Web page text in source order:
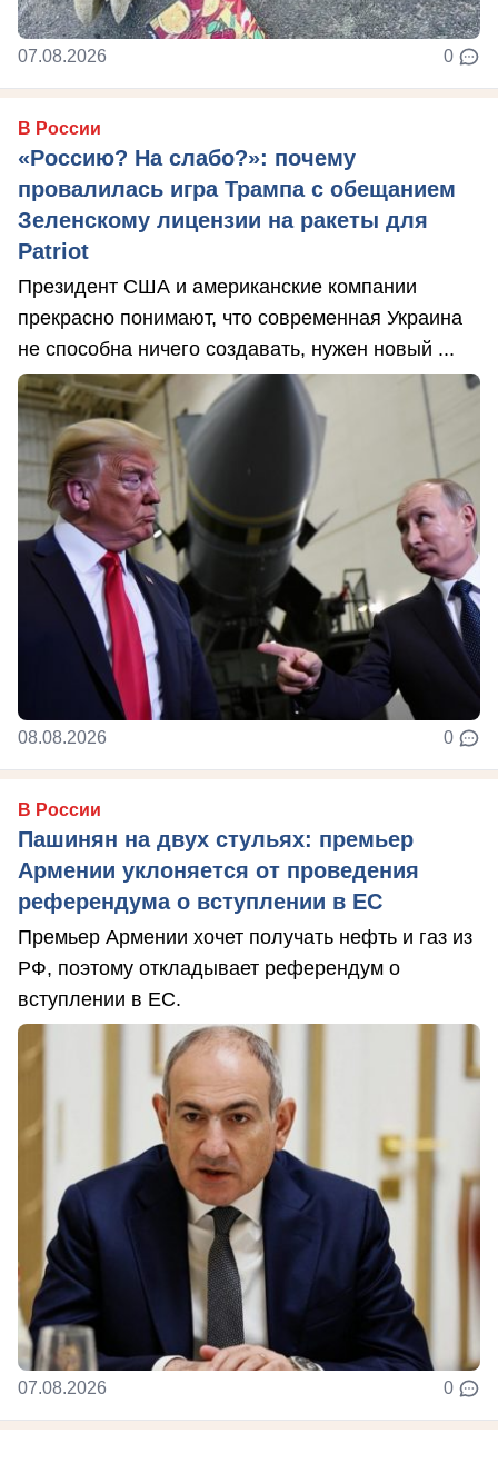
07.08.2026 0
В России
«Россию? На слабо?»: почему
провалилась игра Трампа с обещанием
Зеленскому лицензии на ракеты для
Patriot
Президент США и американские компании
прекрасно понимают, что современная Украина
не способна ничего создавать, нужен новый ...
08.08.2026 0
В России
Пашинян на двух стульях: премьер
Армении уклоняется от проведения
референдума о вступлении в ЕС
Премьер Армении хочет получать нефть и газ из
РФ, поэтому откладывает референдум о
вступлении в ЕС.
07.08.2026 0